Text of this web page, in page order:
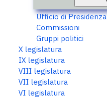
Ufficio di Presidenza
Commissioni
Gruppi politici
X legislatura
IX legislatura
VIII legislatura
VII legislatura
VI legislatura